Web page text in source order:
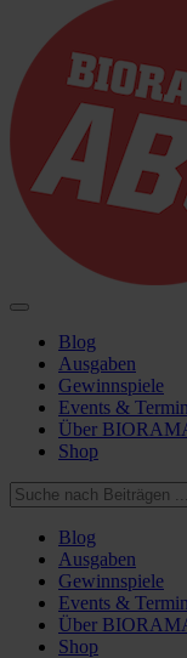
Blog
Ausgaben
Gewinnspiele
Events &
Über
Shop
Blog
Ausgaben
Gewinnspiele
Events &
Über
Shop